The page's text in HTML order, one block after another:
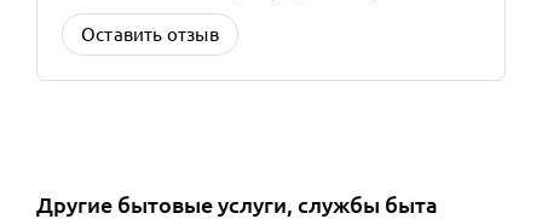
Оставить отзыв
Другие бытовые услуги, службы быта